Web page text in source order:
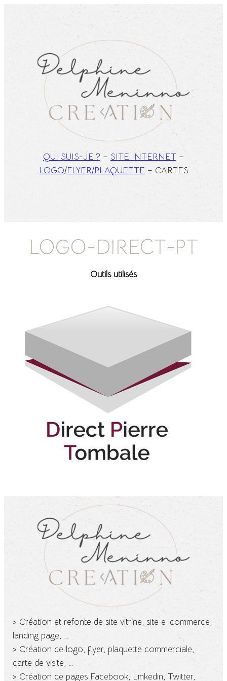
QUI SUIS-JE ? – SITE INTERNET –
LOGO/FLYER/PLAQUETTE – CARTES
LOGO-DIRECT-PT
Outils utilisés
> Création et refonte de site vitrine, site e-commerce,
landing page, …
> Création de logo, flyer, plaquette commerciale,
carte de visite, …
> Création de pages Facebook, Linkedin, Twitter,